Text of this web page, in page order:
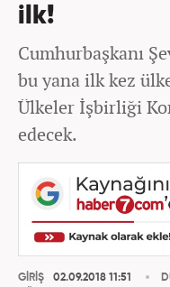
ilk!
Cumhurbaşkanı
bu yana ilk kez
Ülkeler İşbirliği
edecek.
GİRİŞ
02.09.2018 11:51